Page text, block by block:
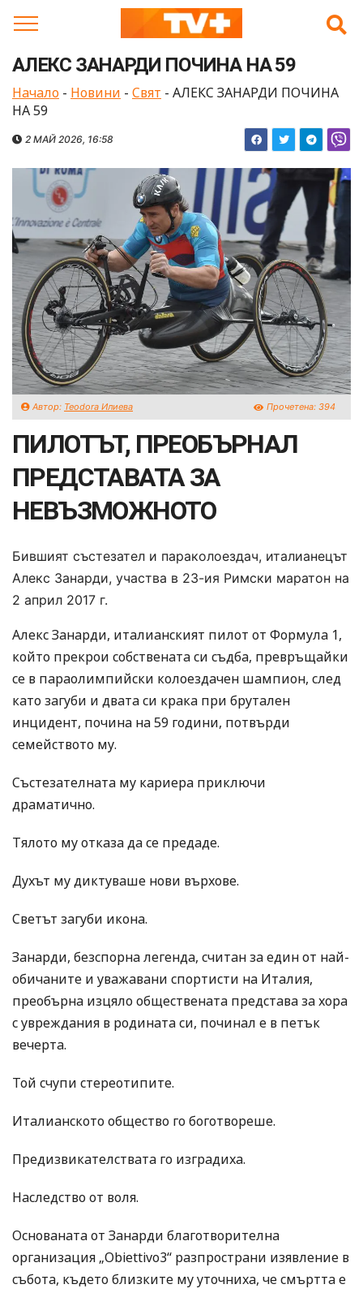
АЛЕКС ЗАНАРДИ ПОЧИНА НА 59
Начало - Новини - Свят - АЛЕКС ЗАНАРДИ ПОЧИНА
НА 59
2 МАЙ 2026, 16:58
Автор: Teodora Илиева Прочетена: 394
ПИЛОТЪТ, ПРЕОБЪРНАЛ
ПРЕДСТАВАТА ЗА
НЕВЪЗМОЖНОТО
Бившият състезател и параколоездач, италианецът
Алекс Занарди, участва в 23-ия Римски маратон на
2 април 2017 г.
Алекс Занарди, италианският пилот от Формула 1,
който прекрои собствената си съдба, превръщайки
се в параолимпийски колоездачен шампион, след
като загуби и двата си крака при брутален
инцидент, почина на 59 години, потвърди
семейството му.
Състезателната му кариера приключи
драматично.
Тялото му отказа да се предаде.
Духът му диктуваше нови върхове.
Светът загуби икона.
Занарди, безспорна легенда, считан за един от най-
обичаните и уважавани спортисти на Италия,
преобърна изцяло обществената представа за хора
с увреждания в родината си, починал е в петък
вечерта.
Той счупи стереотипите.
Италианското общество го боготвореше.
Предизвикателствата го изградиха.
Наследство от воля.
Основаната от Занарди благотворителна
организация „Obiettivo3“ разпространи изявление в
събота, където близките му уточниха, че смъртта е